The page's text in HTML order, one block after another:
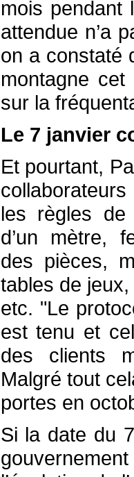
mois pendant
attendue n’a
on a constaté
montagne
sur la
Le 7 janvier
Et pourtant,
les règles de
d’un mètre,
des pièces,
tables de
etc. "Le
est tenu et
des clients
Malgré tout
portes en
Si la date du